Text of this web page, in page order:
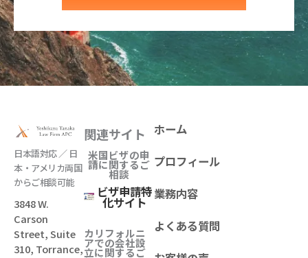
日本語対応 ／ 日
本・アメリカ両国
からご相談可能
3848 W.
Carson
Street, Suite
310, Torrance,
関連サイト
米国ビザの申
請に関するご
相談
ビザ申請特
化サイト
カリフォルニ
アでの会社設
立に関するご
ホーム
プロフィール
業務内容
よくある質問